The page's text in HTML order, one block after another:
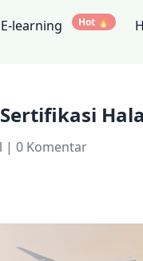
E-learning Hot 🔥
| 0 Komentar